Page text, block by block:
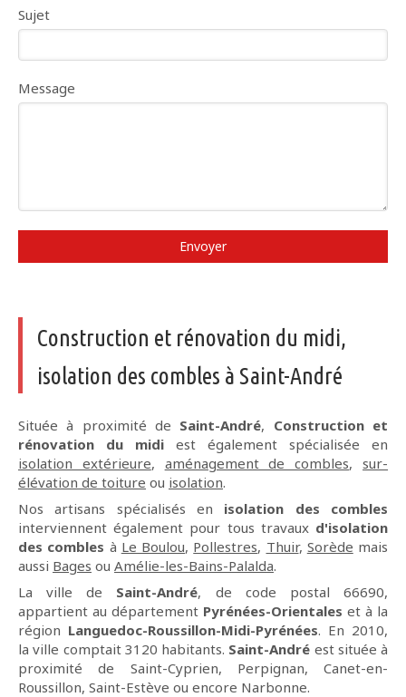
Sujet
Message
Envoyer
Construction et rénovation du midi,
isolation des combles à Saint-André
Située à proximité de Saint-André, Construction et
rénovation du midi est également spécialisée en
isolation extérieure, aménagement de combles,sur-
élévation de toiture ou isolation.
Nos artisans spécialisés en isolation des combles
interviennent également pour tous travauxd'isolation
des combles à Le Boulou, Pollestres, Thuir, Sorède mais
aussi Bages ou Amélie-les-Bains-Palalda.
La ville de Saint-André, de code postal 66690,
appartient au département Pyrénées-Orientales et à la
région Languedoc-Roussillon-Midi-Pyrénées. En 2010,
la ville comptait 3120 habitants. Saint-André est située à
proximité de Saint-Cyprien, Perpignan, Canet-en-
Roussillon, Saint-Estève ou encore Narbonne.